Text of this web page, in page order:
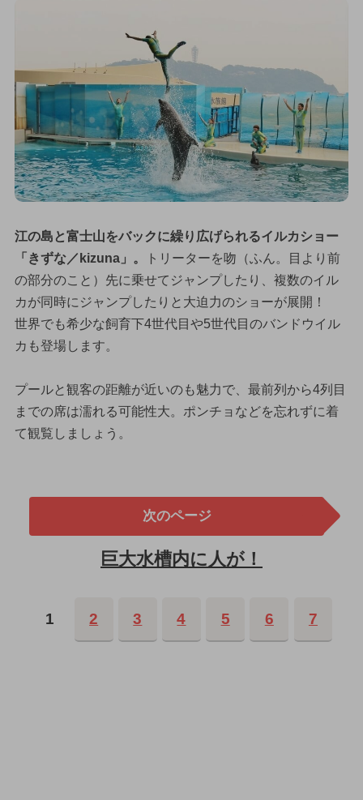
江の島と富士山をバックに繰り広げられるイルカショー
「きずな／kizuna」。
トリーターを吻（ふん。目より前
の部分のこと）先に乗せてジャンプしたり、複数のイル
カが同時にジャンプしたりと大迫力のショーが展開！
世界でも希少な飼育下4世代目や5世代目のバンドウイル
カも登場します。
プールと観客の距離が近いのも魅力で、最前列から4列目
までの席は濡れる可能性大。ポンチョなどを忘れずに着
て観覧しましょう。
次のページ
巨大水槽内に人が！
1 2 3 4 5 6 7